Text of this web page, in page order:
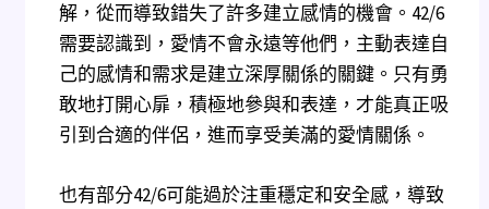
解，從而導致錯失了許多建立感情的機會。42/6
需要認識到，愛情不會永遠等他們，主動表達自
己的感情和需求是建立深厚關係的關鍵。只有勇
敢地打開心扉，積極地參與和表達，才能真正吸
引到合適的伴侶，進而享受美滿的愛情關係。
也有部分42/6可能過於注重穩定和安全感，導致